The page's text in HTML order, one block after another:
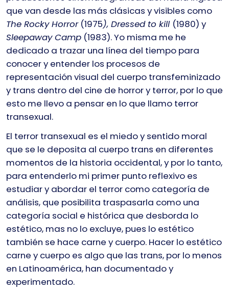
que van desde las más clásicas y visibles como
The Rocky Horror(1975), Dressed to kill (1980) y
Sleepaway Camp (1983). Yo misma me he
dedicado a trazar una línea del tiempo para
conocer y entender los procesos de
representación visual del cuerpo transfeminizado
y trans dentro del cine de horror y terror, por lo que
esto me llevo a pensar en lo que llamo terror
transexual.
El terror transexual es el miedo y sentido moral
que se le deposita al cuerpo trans en diferentes
momentos de la historia occidental, y por lo tanto,
para entenderlo mi primer punto reflexivo es
estudiar y abordar el terror como categoría de
análisis, que posibilita traspasarla como una
categoría social e histórica que desborda lo
estético, mas no lo excluye, pues lo estético
también se hace carne y cuerpo. Hacer lo estético
carne y cuerpo es algo que las trans, por lo menos
en Latinoamérica, han documentado y
experimentado.